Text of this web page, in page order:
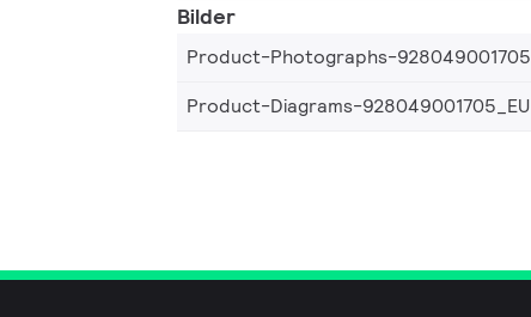
Bilder
Product-Photographs-
Product-Diagrams-928049001705_EU